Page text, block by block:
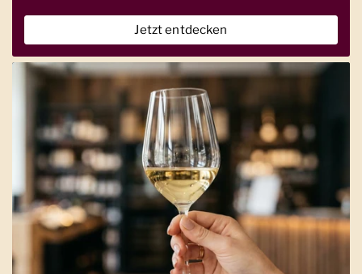
Jetzt entdecken